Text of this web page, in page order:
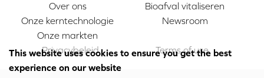
Over ons
Onze kerntechnologie
Onze markten
Bioafval vitaliseren
Newsroom
Privacybeleid Terms of use
This website uses cookies to ensure you get the best
experience on our website